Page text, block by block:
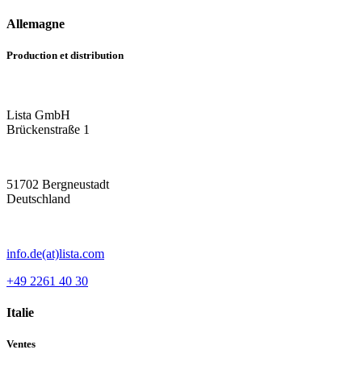
Allemagne
Production et distribution
Lista GmbH
Brückenstraße 1
51702 Bergneustadt
Deutschland
info.de(at)lista.com
+49 2261 40 30
Italie
Ventes